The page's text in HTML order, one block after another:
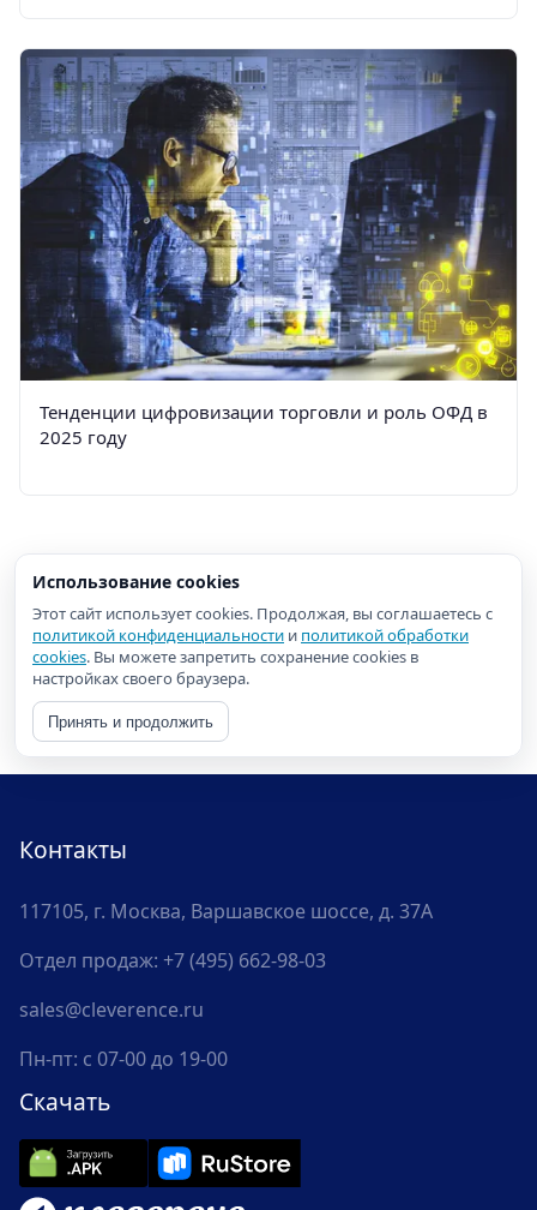
Тенденции цифровизации торговли и роль ОФД в
2025 году
Использование cookies
Этот сайт использует cookies. Продолжая, вы соглашаетесь с
политикой конфиденциальности и политикой обработки
cookies. Вы можете запретить сохранение cookies в
настройках своего браузера.
Принять и продолжить
Контакты
117105, г. Москва, Варшавское шоссе, д. 37А
Отдел продаж: +7 (495) 662-98-03
sales@cleverence.ru
Пн-пт: с 07-00 до 19-00
Скачать